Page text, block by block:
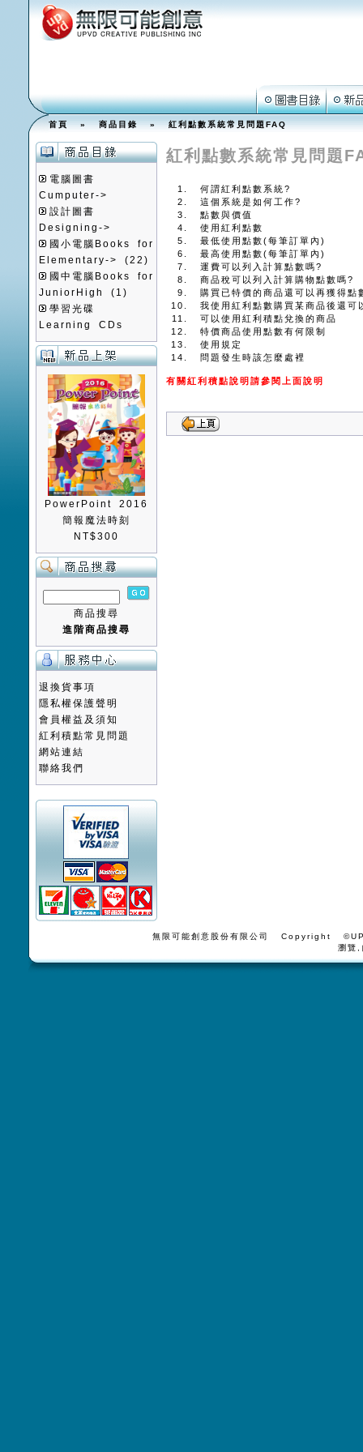
首頁»商品目錄» 紅利點數系統常見問題FAQ
電腦圖書
Cumputer->
設計圖書
Designing->
國小電腦Books for
Elementary->
(22)
國中電腦Books for
JuniorHigh
(1)
學習光碟
Learning CDs
PowerPoint 2016
簡報魔法時刻
NT$300
商品搜尋
進階商品搜尋
退換貨事項
隱私權保護聲明
會員權益及須知
紅利積點常見問題
網站連結
聯絡我們
紅利點數系統常見問題
何謂紅利點數系統?
這個系統是如何工作?
點數與價值
使用紅利點數
最低使用點數(每筆訂單內)
最高使用點數(每筆訂單內)
運費可以列入計算點數嗎?
商品稅可以列入計算購物點數嗎?
購買已特價的商品還可以再獲得點
我使用紅利點數購買某商品後還可
可以使用紅利積點兌換的商品
特價商品使用點數有何限制
使用規定
問題發生時該怎麼處裡
有關紅利積點說明請參閱上面說明
無限可能創意股份有限公司 Copyright
瀏